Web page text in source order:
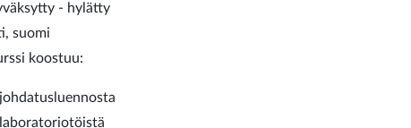
- hylätty
suomi
koostuu:
johdatusluennosta
laboratoriotöistä